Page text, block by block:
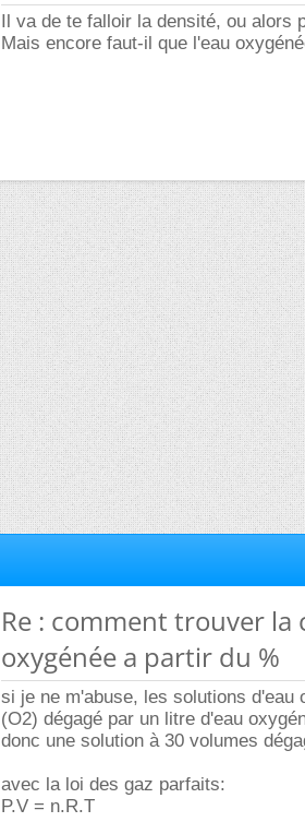
Il va de te falloir la densité, ou alors
Mais encore faut-il que l'eau
Re : comment trouver
oxygénée a partir du %
si je ne m'abuse, les solutions d'eau
(O2) dégagé par un litre d'eau
donc une solution à 30 volumes
avec la loi des gaz parfaits:
P.V = n.R.T